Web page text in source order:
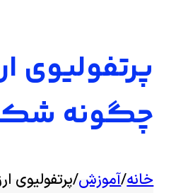
چگونه
خانه/آموزش/پرتفولیوی